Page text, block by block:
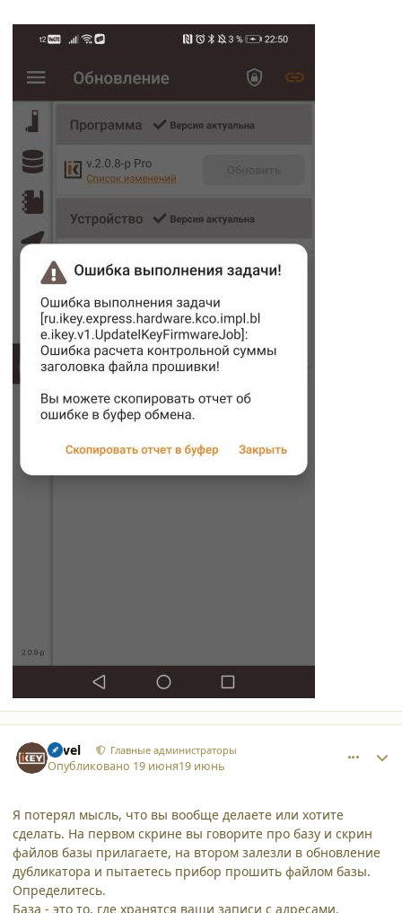
Pavel Главные администраторы
Опубликовано 19 июня19 июнь
Я потерял мысль, что вы вообще делаете или хотите
сделать. На первом скрине вы говорите про базу и скрин
файлов базы прилагаете, на втором залезли в обновление
дубликатора и пытаетесь прибор прошить файлом базы.
Определитесь.
База - это то, где хранятся ваши записи с адресами.